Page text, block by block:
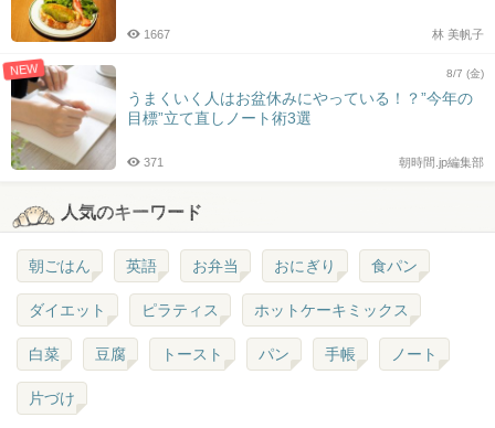
林 美帆子
1667
NEW 8/7 (金)
うまくいく人はお盆休みにやっている！？”今年の
目標”立て直しノート術3選
朝時間.jp編集部
371
人気のキーワード
朝ごはん 英語 お弁当 おにぎり 食パン
ダイエット ピラティス ホットケーキミックス
白菜 豆腐 トースト パン 手帳 ノート
片づけ